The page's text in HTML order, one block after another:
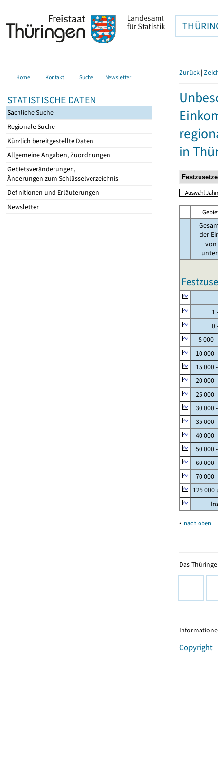
Home Kontakt Suche Newsletter
STATISTISCHE DATEN
Sachliche Suche
Regionale Suche
Kürzlich bereitgestellte Daten
Allgemeine Angaben, Zuordnungen
Gebietsveränderungen,
Änderungen zum Schlüsselverzeichnis
Definitionen und Erläuterungen
Newsletter
Zurück |
in
der
von
unter
1 -
0 -
5 000
10 000
15 000
20 000
25 000
30 000
35 000
40 000
50 000
60 000
70 000
125
▴ nach oben
Das
Copyright